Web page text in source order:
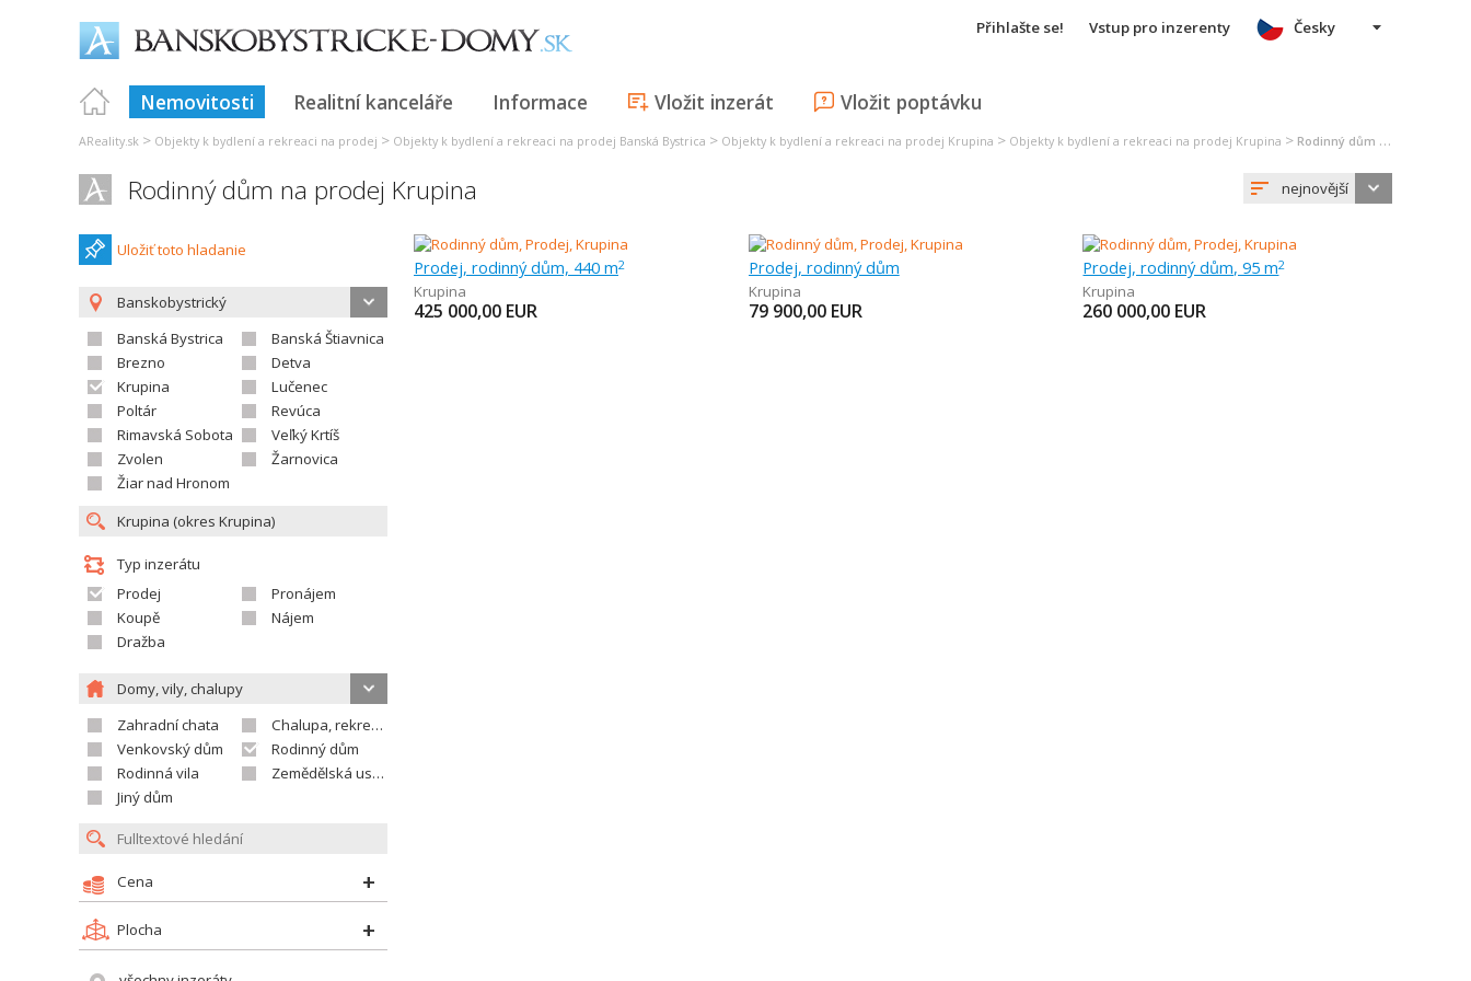
Přihlašte se! Vstup pro inzerenty
Nemovitosti Realitní kanceláře Informace Vložit inzerát Vložit poptávku
Česky
AReality.sk > Objekty k bydlení a rekreaci na prodej > Objekty k bydlení a rekreaci na prodej Banská Bystrica > Objekty k bydlení a rekreaci na prodej Krupina > Objekty k bydlení a rekreaci na prodej Krupina > Rodinný dům na prodej Krupina
Rodinný dům na prodej Krupina nejnovější
Uložiť toto hladanie
Banskobystrický
Banská Bystrica
Banská Štiavnica
Brezno
Detva
Krupina
Lučenec
Poltár
Revúca
Rimavská Sobota
Veľký Krtíš
Zvolen
Žarnovica
Žiar nad Hronom
Typ inzerátu
Prodej
Pronájem
Koupě
Nájem
Dražba
Domy, vily, chalupy
Zahradní chata
Chalupa, rekreační domek
Venkovský dům
Rodinný dům
Rodinná vila
Zemědělská usedlost
Jiný dům
Cena
Plocha
Prodej, rodinný dům, 440 m2
Krupina
425 000,00 EUR
Prodej, rodinný dům
Krupina
79 900,00 EUR
Prodej, rodinný dům, 95 m2
Krupina
260 000,00 EUR